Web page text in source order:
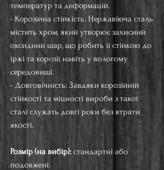
температур та деформацій.
- Корозійна стійкість: Нержавіюча сталь
містить хром, який утворює захисний
оксидний шар, що робить її стійкою до
іржі та корозії навіть у вологому
середовищі.
- Довговічність: Завдяки корозійній
стійкості та міцності вироби з такої
сталі служать довгі роки без втрати
якості.
Розмір (на вибір): стандартні або
подовжені: